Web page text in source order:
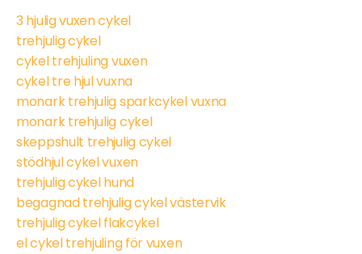
3 hjulig vuxen cykel
trehjulig cykel
cykel trehjuling vuxen
cykel tre hjul vuxna
monark trehjulig sparkcykel vuxna
monark trehjulig cykel
skeppshult trehjulig cykel
stödhjul cykel vuxen
trehjulig cykel hund
begagnad trehjulig cykel västervik
trehjulig cykel flakcykel
el cykel trehjuling för vuxen